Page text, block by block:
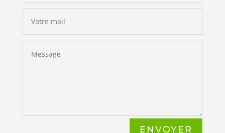
ENVOYER